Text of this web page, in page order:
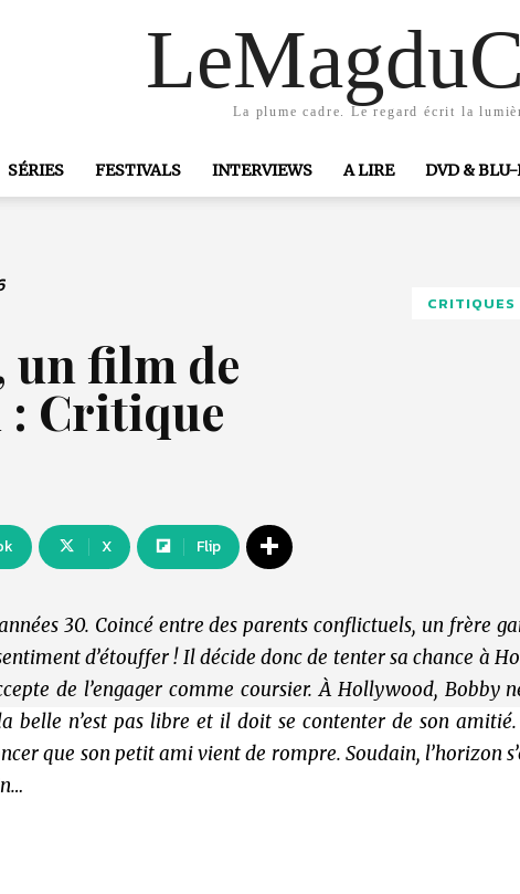
La plume cadre. Le regard écrit la
SÉRIES FESTIVALS INTERVIEWS A LIRE DVD & BLU-
un film de
: Critique
CRITIQUES
X Flip
30. Coincé entre des parents conflictuels, un frère
d’étouffer ! Il décide donc de tenter sa chance à
de l’engager comme coursier. À Hollywood, Bobby
belle n’est pas libre et il doit se contenter de son amitié.
que son petit ami vient de rompre. Soudain, l’horizon